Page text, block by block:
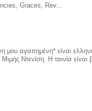
Graces, Rev...
μου αγαπημένη* είναι
Ντενίση. Η ταινία είναι